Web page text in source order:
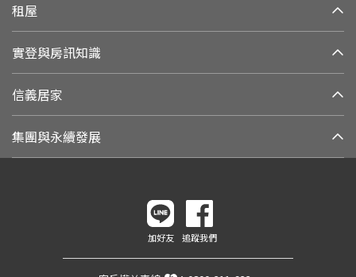
租屋
實登與房訊知識
信義居家
集團與永續發展
加好友 追蹤我們